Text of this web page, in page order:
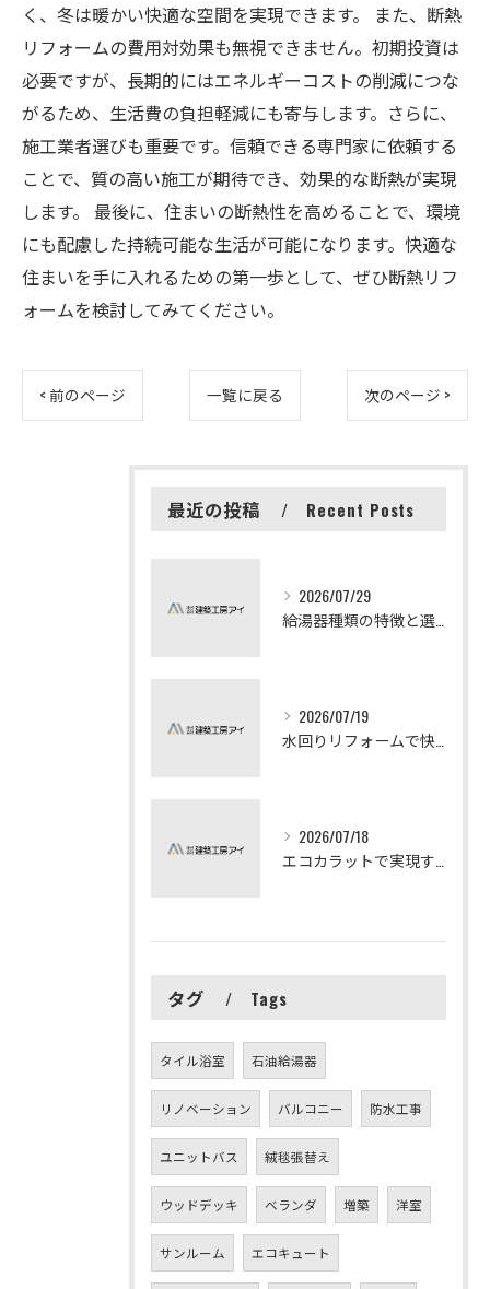
く、冬は暖かい快適な空間を実現できます。 また、断熱
リフォームの費用対効果も無視できません。初期投資は
必要ですが、長期的にはエネルギーコストの削減につな
がるため、生活費の負担軽減にも寄与します。さらに、
施工業者選びも重要です。信頼できる専門家に依頼する
ことで、質の高い施工が期待でき、効果的な断熱が実現
します。 最後に、住まいの断熱性を高めることで、環境
にも配慮した持続可能な生活が可能になります。快適な
住まいを手に入れるための第一歩として、ぜひ断熱リフ
ォームを検討してみてください。
< 前のページ 一覧に戻る 次のページ >
最近の投稿 Recent Posts
2026/07/29
2026/07/19
2026/07/18
タグ Tags
タイル浴室 石油給湯器
リノベーション バルコニー 防水工事
ユニットバス 絨毯張替え
ウッドデッキ ベランダ 増築 洋室
サンルーム エコキュート